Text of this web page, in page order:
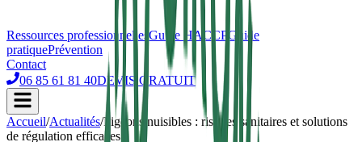
Ressources professionnelles Guide HACCP Guide
pratiquePrévention
Contact
06 85 61 81 40DEVIS GRATUIT
Accueil/Actualités/Pigeons nuisibles : risques sanitaires et solutions
de régulation efficaces